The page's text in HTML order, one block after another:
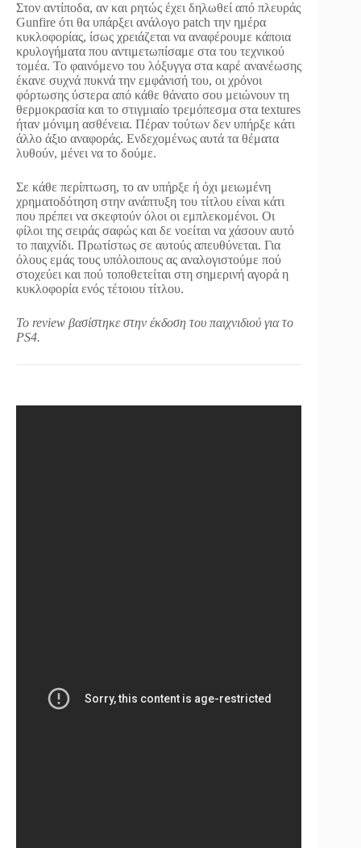
Στον αντίποδα, αν και ρητώς έχει δηλωθεί από πλευράς
Gunfire ότι θα υπάρξει ανάλογο patch την ημέρα
κυκλοφορίας, ίσως χρειάζεται να αναφέρουμε κάποια
κρυλογήματα που αντιμετωπίσαμε στα του τεχνικού
τομέα. Το φαινόμενο του λόξυγγα στα καρέ ανανέωσης
έκανε συχνά πυκνά την εμφάνισή του, οι χρόνοι
φόρτωσης ύστερα από κάθε θάνατο σου μειώνουν τη
θερμοκρασία και το στιγμιαίο τρεμόπεσμα στα textures
ήταν μόνιμη ασθένεια. Πέραν τούτων δεν υπήρξε κάτι
άλλο άξιο αναφοράς. Ενδεχομένως αυτά τα θέματα
λυθούν, μένει να το δούμε.
Σε κάθε περίπτωση, το αν υπήρξε ή όχι μειωμένη
χρηματοδότηση στην ανάπτυξη του τίτλου είναι κάτι
που πρέπει να σκεφτούν όλοι οι εμπλεκομένοι. Οι
φίλοι της σειράς σαφώς και δε νοείται να χάσουν αυτό
το παιχνίδι. Πρωτίστως σε αυτούς απευθύνεται. Για
όλους εμάς τους υπόλοιπους ας αναλογιστούμε πού
στοχεύει και πού τοποθετείται στη σημερινή αγορά η
κυκλοφορία ενός τέτοιου τίτλου.
To review βασίστηκε στην έκδοση του παιχνιδιού για το
PS4.